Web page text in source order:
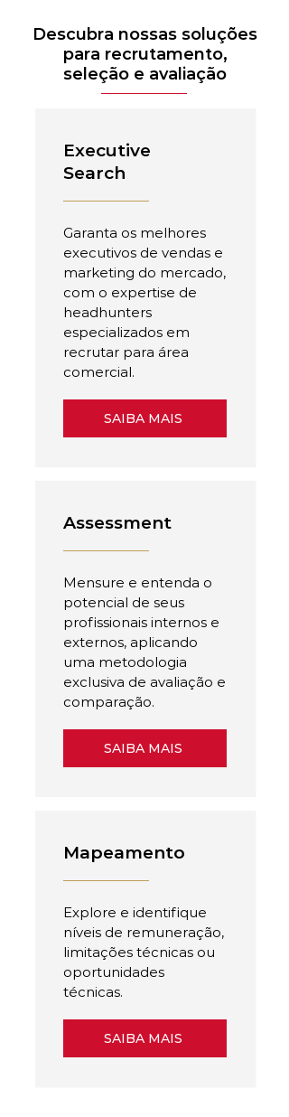
Descubra nossas soluções
para recrutamento,
seleção e avaliação
Executive
Search
Garanta os melhores
executivos de vendas e
marketing do mercado,
com o expertise de
headhunters
especializados em
recrutar para área
comercial.
SAIBA MAIS
Assessment
Mensure e entenda o
potencial de seus
profissionais internos e
externos, aplicando
uma metodologia
exclusiva de avaliação e
comparação.
SAIBA MAIS
Mapeamento
Explore e identifique
níveis de remuneração,
limitações técnicas ou
oportunidades
técnicas.
SAIBA MAIS